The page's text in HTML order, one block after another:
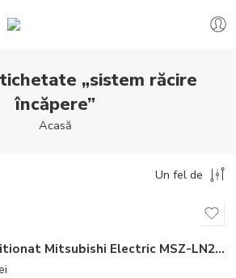
„sistem răcire
încăpere”
Acasă
Un fel de
Aparat de aer conditionat Mitsubishi Electric MSZ-LN25R-MUZ-LN25VGHZ2 Inverter 9000 BTU Ruby Red